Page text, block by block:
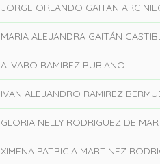
JORGE ORLANDO GAITAN
MARIA ALEJANDRA GAITÁN
ALVARO RAMIREZ RUBIANO
IVAN ALEJANDRO RAMIREZ
GLORIA NELLY RODRIGUEZ DE
XIMENA PATRICIA MARTINEZ